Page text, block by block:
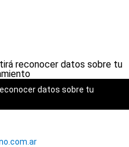
datos sobre tu